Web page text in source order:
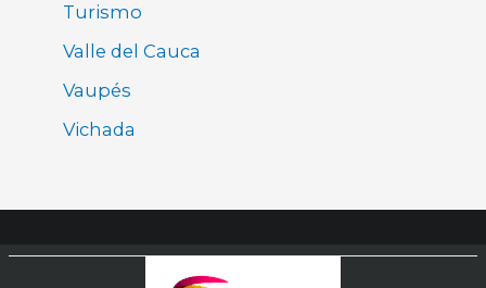
Turismo
Valle del Cauca
Vaupés
Vichada